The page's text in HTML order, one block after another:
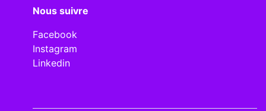
Nous suivre
Facebook
Instagram
Linkedin